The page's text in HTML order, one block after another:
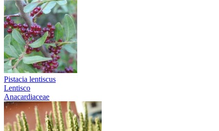
Pistacia lentiscus
Lentisco
Anacardiaceae